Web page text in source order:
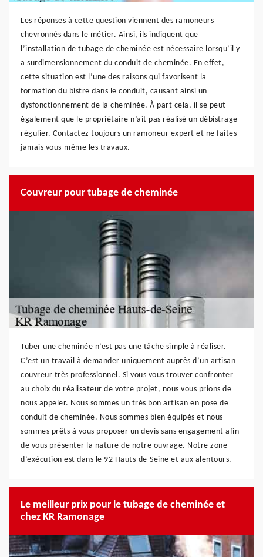
Les réponses à cette question viennent des ramoneurs
chevronnés dans le métier. Ainsi, ils indiquent que
l’installation de tubage de cheminée est nécessaire lorsqu’il y
a surdimensionnement du conduit de cheminée. En effet,
cette situation est l’une des raisons qui favorisent la
formation du bistre dans le conduit, causant ainsi un
dysfonctionnement de la cheminée. À part cela, il se peut
également que le propriétaire n’ait pas réalisé un débistrage
régulier. Contactez toujours un ramoneur expert et ne faites
jamais vous-même les travaux.
Couvreur pour tubage de cheminée
Tuber une cheminée n’est pas une tâche simple à réaliser.
C’est un travail à demander uniquement auprès d’un artisan
couvreur très professionnel. Si vous vous trouver confronter
au choix du réalisateur de votre projet, nous vous prions de
nous appeler. Nous sommes un très bon artisan en pose de
conduit de cheminée. Nous sommes bien équipés et nous
sommes prêts à vous proposer un devis sans engagement afin
de vous présenter la nature de notre ouvrage. Notre zone
d’exécution est dans le 92 Hauts-de-Seine et aux alentours.
Le meilleur prix pour le tubage de cheminée et
chez KR Ramonage